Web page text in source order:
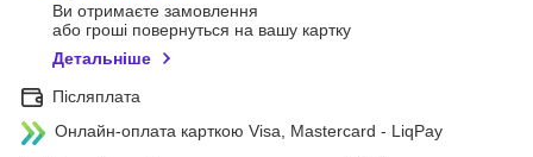
Ви отримаєте замовлення
або гроші повернуться на вашу картку
Детальніше
Післяплата
Онлайн-оплата карткою Visa, Mastercard - LiqPay